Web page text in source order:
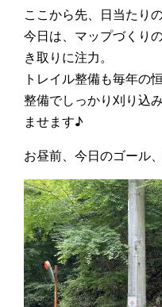
ここから先、日当たり
今日は、マップづくり
き取りに注力。
トレイル整備も毎年の
整備でしっかり刈り込
ませます♪
お昼前、今日のゴール